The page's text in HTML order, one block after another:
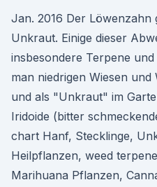
Jan. 2016 Der Löwenzahn
Unkraut. Einige dieser
insbesondere Terpene
man niedrigen Wiesen
und als "Unkraut" im
Iridoide (bitter
chart Hanf, Stecklinge,
Heilpflanzen, weed
Marihuana Pflanzen,